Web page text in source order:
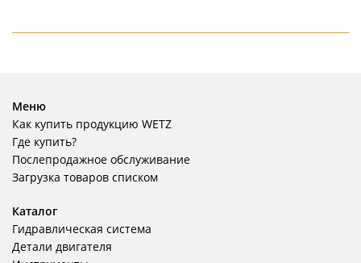
Меню
Как купить продукцию WETZ
Где купить?
Послепродажное обслуживание
Загрузка товаров списком
Каталог
Гидравлическая система
Детали двигателя